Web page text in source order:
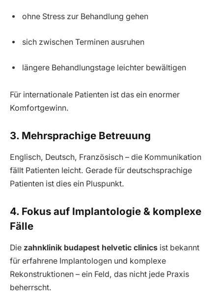
ohne Stress zur Behandlung gehen
sich zwischen Terminen ausruhen
längere Behandlungstage leichter bewältigen
Für internationale Patienten ist das ein enormer
Komfortgewinn.
3. Mehrsprachige Betreuung
Englisch, Deutsch, Französisch – die Kommunikation
fällt Patienten leicht. Gerade für deutschsprachige
Patienten ist dies ein Pluspunkt.
4. Fokus auf Implantologie & komplexe
Fälle
Die zahnklinik budapest helvetic clinics ist bekannt
für erfahrene Implantologen und komplexe
Rekonstruktionen – ein Feld, das nicht jede Praxis
beherrscht.